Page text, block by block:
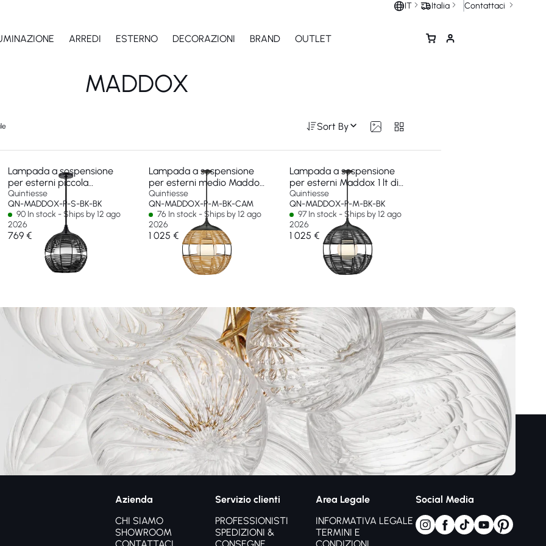
IT Italia Contattaci
ARREDI ESTERNO DECORAZIONI BRAND OUTLET
MADDOX
Sort By
Lampada a sospensione
per esterni piccola
Maddox 1 lt
Quintiesse
QN-MADDOX-P-S-BK-BK
90 In stock - Ships by 12 ago
2026
769 €
Lampada a sospensione
per esterni medio Maddox
1 lt
Quintiesse
QN-MADDOX-P-M-BK-CAM
76 In stock - Ships by 12 ago
2026
1 025 €
Lampada a sospensione
per esterni Maddox 1 lt di
dimensioni medio
Quintiesse
QN-MADDOX-P-M-BK-BK
97 In stock - Ships by 12 ago
2026
1 025 €
Azienda
CHI SIAMO
SHOWROOM
Servizio clienti
PROFESSIONISTI
SPEDIZIONI &
Area Legale
INFORMATIVA LEGALE
TERMINI E
Social Media